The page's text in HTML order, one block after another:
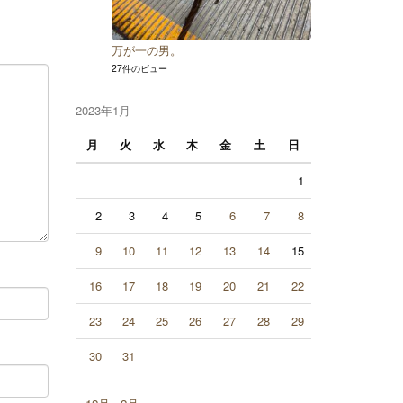
万が一の男。
27件のビュー
2023年1月
月
火 水 木 金 土 日
1
2 3 4 5 6 7 8
9 10 11 12 13 14 15
16 17 18 19 20 21 22
23 24 25 26 27 28 29
30 31